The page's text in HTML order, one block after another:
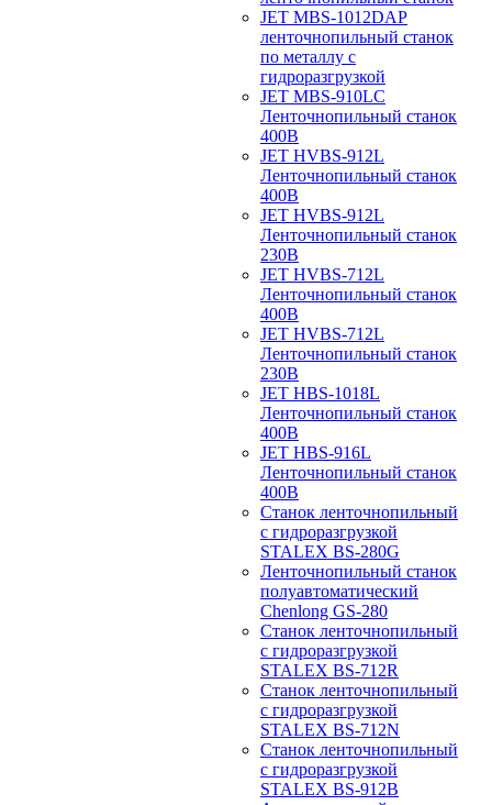
JET MBS-1012DAP
ленточнопильный станок
по металлу с
гидроразгрузкой
JET MBS-910LC
Ленточнопильный станок
400В
JET HVBS-912L
Ленточнопильный станок
400В
JET HVBS-912L
Ленточнопильный станок
230В
JET HVBS-712L
Ленточнопильный станок
400В
JET HVBS-712L
Ленточнопильный станок
230В
JET HBS-1018L
Ленточнопильный станок
400В
JET HBS-916L
Ленточнопильный станок
400В
Станок ленточнопильный
с гидроразгрузкой
STALEX BS-280G
Ленточнопильный станок
полуавтоматический
Chenlong GS-280
Станок ленточнопильный
с гидроразгрузкой
STALEX BS-712R
Станок ленточнопильный
с гидроразгрузкой
STALEX BS-712N
Станок ленточнопильный
с гидроразгрузкой
STALEX BS-912B